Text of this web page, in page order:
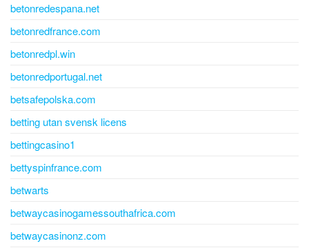
betonredespana.net
betonredfrance.com
betonredpl.win
betonredportugal.net
betsafepolska.com
betting utan svensk licens
bettingcasino1
bettyspinfrance.com
betwarts
betwaycasinogamessouthafrica.com
betwaycasinonz.com